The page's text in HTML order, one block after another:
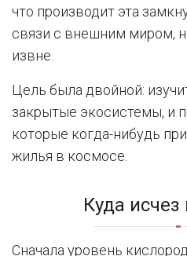
что производит эта
связи с внешним миром,
извне.
Цель была двойной:
закрытые экосистемы, и
которые когда-нибудь
жилья в космосе.
Куда
Сначала уровень